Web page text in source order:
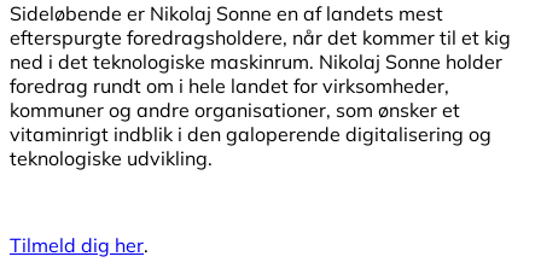
Sideløbende er Nikolaj Sonne en af landets mest
efterspurgte foredragsholdere, når det kommer til et kig
ned i det teknologiske maskinrum. Nikolaj Sonne holder
foredrag rundt om i hele landet for virksomheder,
kommuner og andre organisationer, som ønsker et
vitaminrigt indblik i den galoperende digitalisering og
teknologiske udvikling.
Tilmeld dig her.